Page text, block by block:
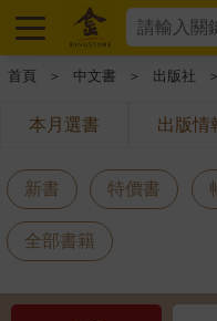
首頁 ＞ 中文書 ＞ 出版社 ＞
本月選書 出版情
新書 特價書
全部書籍